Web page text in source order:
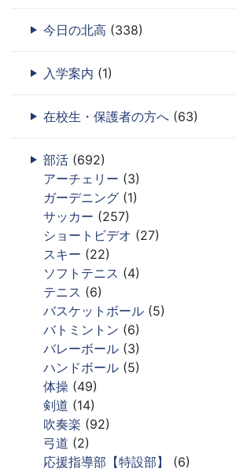
今日の北高 (338)
入学案内 (1)
在校生・保護者の方へ (63)
部活 (692)
アーチェリー (3)
ガーデニング (1)
サッカー (257)
ショートビデオ (27)
スキー (22)
ソフトテニス (4)
テニス (6)
バスケットボール (5)
バトミントン (6)
バレーボール (3)
ハンドボール (5)
体操 (49)
剣道 (14)
吹奏楽 (92)
弓道 (2)
応援指導部【特設部】
(6)